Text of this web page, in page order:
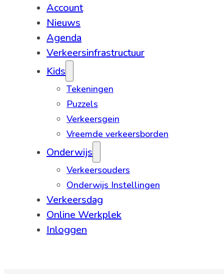
Account
Nieuws
Agenda
Verkeersinfrastructuur
Kids
Tekeningen
Puzzels
Verkeersgein
Vreemde verkeersborden
Onderwijs
Verkeersouders
Onderwijs Instellingen
Verkeersdag
Online Werkplek
Inloggen